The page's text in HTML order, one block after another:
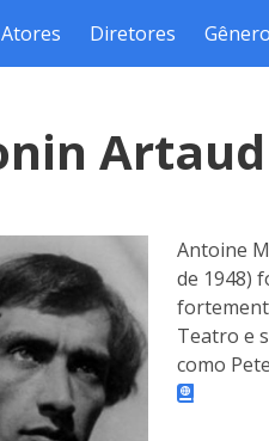
Atores Diretores
Artaud
Antoine
de 1948)
Teatro e
como